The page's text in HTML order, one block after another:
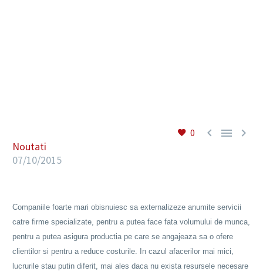
0   
Noutati
07/10/2015
Companiile foarte mari obisnuiesc sa externalizeze anumite servicii
catre firme specializate, pentru a putea face fata volumului de munca,
pentru a putea asigura productia pe care se angajeaza sa o ofere
clientilor si pentru a reduce costurile. In cazul afacerilor mai mici,
lucrurile stau putin diferit, mai ales daca nu exista resursele necesare